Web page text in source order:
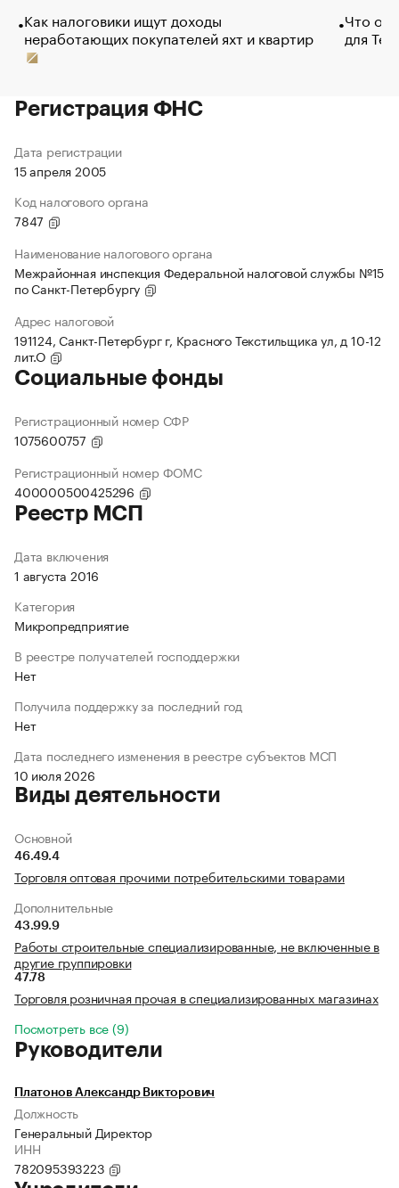
Как налоговики ищут доходы
неработающих покупателей яхт и квартир
Что
для
Регистрация ФНС
Дата регистрации
15 апреля 2005
Код налогового органа
7847
Наименование налогового органа
Межрайонная инспекция Федеральной налоговой службы №15
по Санкт-Петербургу
Адрес налоговой
191124, Санкт-Петербург г, Красного Текстильщика ул, д 10-12
лит.О
Социальные фонды
Регистрационный номер СФР
1075600757
Регистрационный номер ФОМС
400000500425296
Реестр МСП
Дата включения
1 августа 2016
Категория
Микропредприятие
В реестре получателей господдержки
Нет
Получила поддержку за последний год
Нет
Дата последнего изменения в реестре субъектов МСП
10 июля 2026
Виды деятельности
Основной
46.49.4
Торговля оптовая прочими потребительскими товарами
Дополнительные
43.99.9
Работы строительные специализированные, не включенные в
другие группировки
47.78
Торговля розничная прочая в специализированных магазинах
Посмотреть все (9)
Руководители
Платонов Александр Викторович
Должность
Генеральный Директор
ИНН
782095393223